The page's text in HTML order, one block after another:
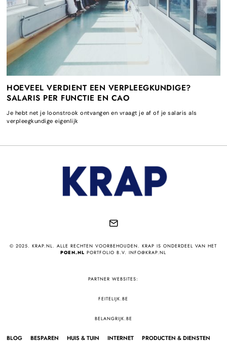
HOEVEEL VERDIENT EEN VERPLEEGKUNDIGE?
SALARIS PER FUNCTIE EN CAO
Je hebt net je loonstrook ontvangen en vraagt je af of je salaris als
verpleegkundige eigenlijk
© 2025. KRAP.NL. ALLE RECHTEN VOORBEHOUDEN. KRAP IS ONDERDEEL VAN HET
POEN.NL PORTFOLIO B.V. INFO@KRAP.NL
PARTNER WEBSITES:
FEITELIJK.BE
BELANGRIJK.BE
BLOG BESPAREN HUIS & TUIN INTERNET PRODUCTEN & DIENSTEN